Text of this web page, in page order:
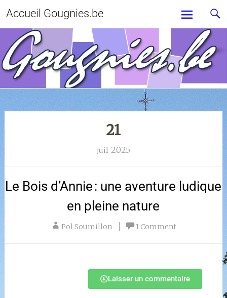
Accueil Gougnies.be
21
Juil 2025
Le Bois d’Annie : une aventure ludique
en pleine nature
Pol Soumillon 1 Comment
Laisser un commentaire